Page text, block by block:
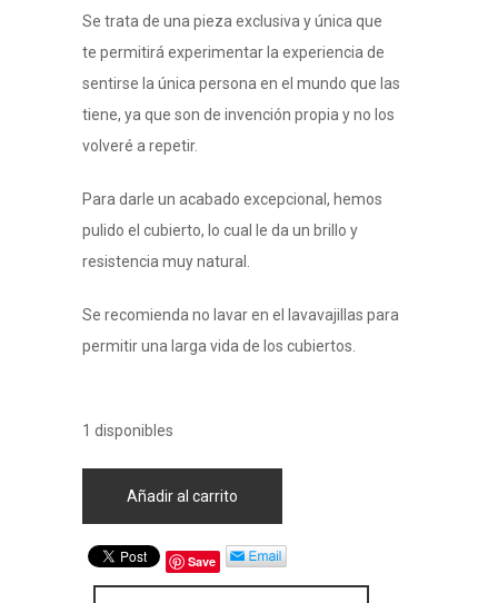
Se trata de una pieza exclusiva y única que
te permitirá experimentar la experiencia de
sentirse la única persona en el mundo que las
tiene, ya que son de invención propia y no los
volveré a repetir.
Para darle un acabado excepcional, hemos
pulido el cubierto, lo cual le da un brillo y
resistencia muy natural.
Se recomienda no lavar en el lavavajillas para
permitir una larga vida de los cubiertos.
1 disponibles
Añadir al carrito
Save